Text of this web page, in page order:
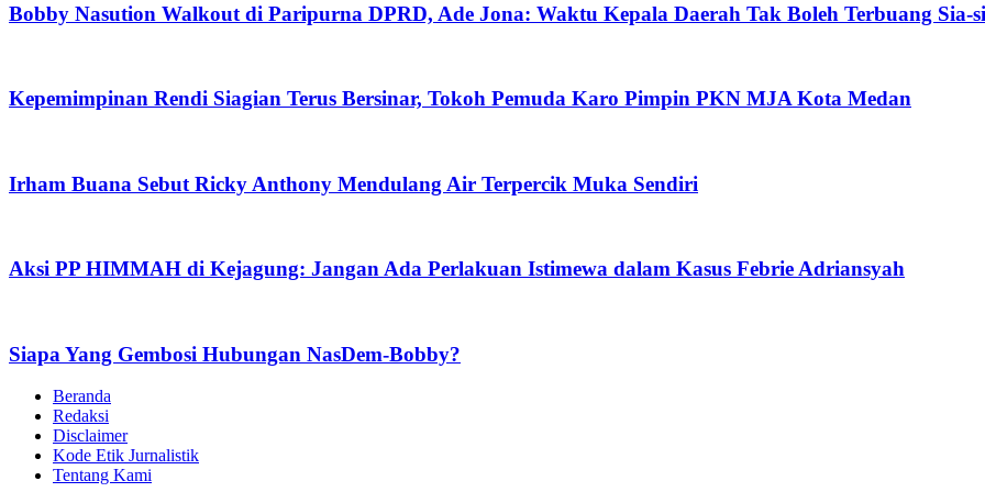
Bobby Nasution Walkout di Paripurna DPRD, Ade Jona: Waktu Kepala Daerah Tak Boleh Terbuang Sia-
Kepemimpinan Rendi Siagian Terus Bersinar, Tokoh Pemuda Karo Pimpin PKN MJA Kota Medan
Irham Buana Sebut Ricky Anthony Mendulang Air Terpercik Muka Sendiri
Aksi PP HIMMAH di Kejagung: Jangan Ada Perlakuan Istimewa dalam Kasus Febrie Adriansyah
Siapa Yang Gembosi Hubungan NasDem-Bobby?
Beranda
Redaksi
Disclaimer
Kode Etik Jurnalistik
Tentang Kami